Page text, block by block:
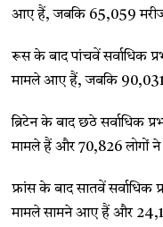
आए हैं, जबकि 65,059
रूस के बाद पांचवें सर्वाधिक
मामले आए हैं, जबकि 90,031
ब्रिटेन के बाद छठे सर्वाधिक
मामले हैं और 70,826 लोगों ने
फ्रांस के बाद सातवें
मामले सामने आए हैं और